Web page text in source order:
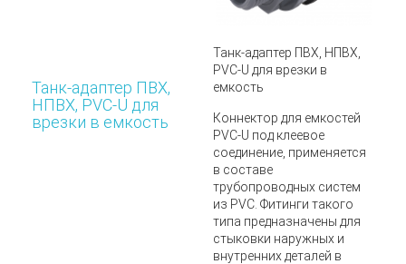
Танк-адаптер ПВХ,
НПВХ, PVC-U для
врезки в емкость
Танк-адаптер ПВХ, НПВХ,
PVC-U для врезки в
емкость
Коннектор для емкостей
PVC-U под клеевое
соединение, применяется
в составе
трубопроводных систем
из PVC. Фитинги такого
типа предназначены для
стыковки наружных и
внутренних деталей в